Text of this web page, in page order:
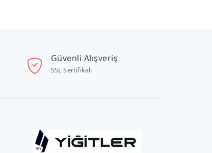
Güvenli Alışveriş
SSL Sertifikalı